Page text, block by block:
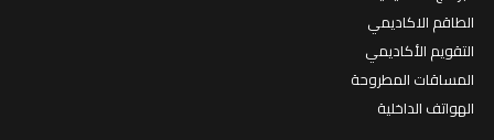
الطاقم الاكاديمي
التقويم الأكاديمي
المساقات المطروحة
الهواتف الداخلية